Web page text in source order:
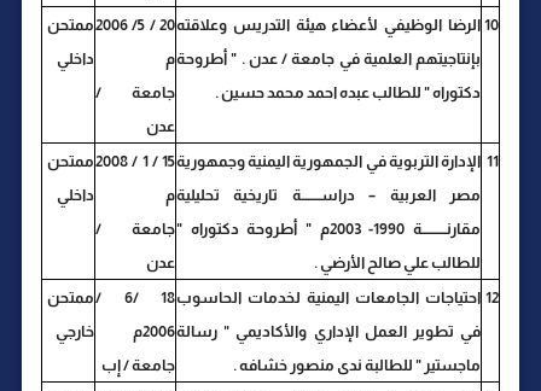
10 الرضا الوظيفي لأعضاء هيئة التدريس وعلاقته
بإنتاجيتهم العلمية في جامعة / عدن . " أطروحة
دكتوراه " للطالب عبده احمد محمد حسين .
20 / 5/ 2006
م
جامعة /
عدن
ممتحن
داخلي
11 الإدارة التربوية في الجمهورية اليمنية وجمهورية
مصر العربية – دراســــــــة تاريخية تحليلية
مقارنــــــــــة 1990- 2003م " أطروحة دكتوراه "
للطالب علي صالح الأرضي .
15 / 1 / 2008
م
جامعة /
عدن
ممتحن
داخلي
12 احتياجات الجامعات اليمنية لخدمات الحاسوب
في تطوير العمل الإداري والأكاديمي " رسالة
ماجستير " للطالبة ندى منصور خشافه .
18 /6 /
2006م
جامعة / إب
ممتحن
خارجي